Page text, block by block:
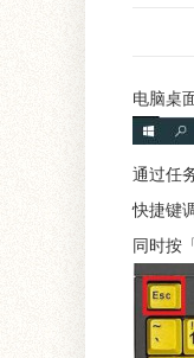
电脑桌
通过任
快捷键
同时按